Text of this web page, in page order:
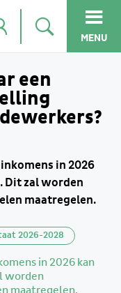
MENU
een
in 2026
Dit zal worden
maatregelen.
2026-2028
in 2026 kan
worden
maatregelen.